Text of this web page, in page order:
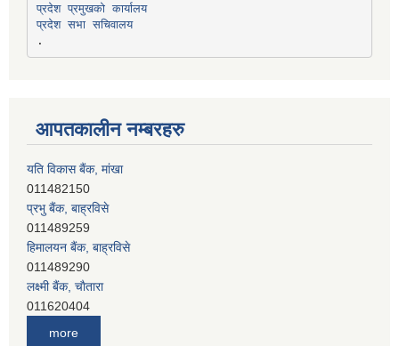
प्रदेश प्रमुखको कार्यालय
प्रदेश सभा सचिवालय
आपतकालीन नम्बरहरु
प्रभु बैंक, बाह्रविसे
011489259
हिमालयन बैंक, बाह्रविसे
011489290
लक्ष्मी बैंक, चाैतारा
011620404
मेगा बैंक, चाैतारा
011620413
more